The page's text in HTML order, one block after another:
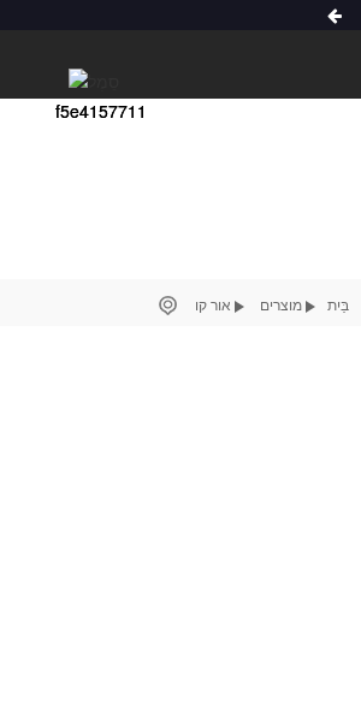
בַּיִת מוצרים אור קו